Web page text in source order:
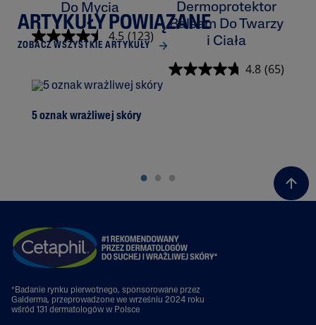
Do Mycia
4.5 (123)
Dermoprotektor
Balsam Do Twarzy
i Ciała
4.8 (65)
ARTYKUŁY POWIĄZANE
ZOBACZ WSZYSTKIE ARTYKUŁY
5 oznak wrażliwej skóry
*Badanie rynku pierwotnego, sponsorowane przez
Galderma, przeprowadzone we wrześniu 2024 roku
wśród 131 dermatologów w Polsce